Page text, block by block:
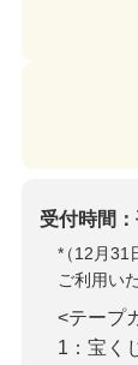
受付時間
*
（12月31
ご利用い
<テープ
1：宝く